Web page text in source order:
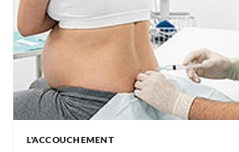
L'ACCOUCHEMENT